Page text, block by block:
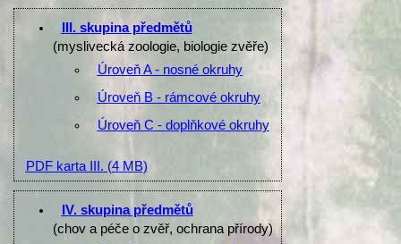
III. skupina předmětů
(myslivecká zoologie, biologie zvěře)
Úroveň A - nosné okruhy
Úroveň B - rámcové okruhy
Úroveň C - doplňkové okruhy
PDF karta III. (4 MB)
IV. skupina předmětů
(chov a péče o zvěř, ochrana přírody)